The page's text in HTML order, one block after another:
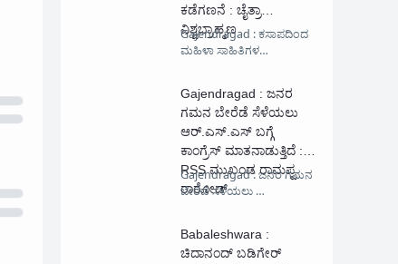
ಕಡೆಗಣನೆ : ಚೈತ್ರಾ
ವಿಶ್ವಬ್ರಾಹ್ಮಣ
Gajendragad : ಕಸಾಪದಿಂದ
ಮಹಿಳಾ ಸಾಹಿತಿಗಳ…
Gajendragad : ಜನರ
ಗಮನ ಬೇರೆಡೆ ಸೆಳೆಯಲು
ಆರ್.ಎಸ್.ಎಸ್ ಬಗ್ಗೆ
ಕಾಂಗ್ರೆಸ್ ಮಾತನಾಡುತ್ತಿದೆ :
RSS ಮುಖಂಡ ರಾಮಪ್ಪ
ರಾಠೋಡ್
Gajendragad : ಜನರ ಗಮನ
ಬೇರೆಡೆ ಸೆಳೆಯಲು …
Babaleshwara :
ಚಿದಾನಂದ್ ಬಡಿಗೇರ್